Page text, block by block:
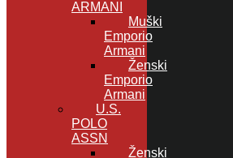
ARMANI
Muški
Emporio
Armani
Ženski
Emporio
Armani
U.S.
POLO
ASSN
Ženski